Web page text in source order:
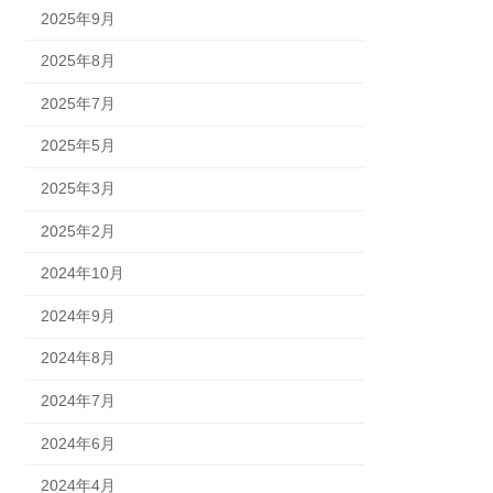
2025年9月
2025年8月
2025年7月
2025年5月
2025年3月
2025年2月
2024年10月
2024年9月
2024年8月
2024年7月
2024年6月
2024年4月